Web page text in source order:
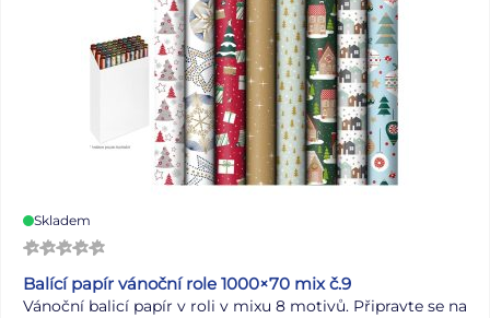
Skladem
Balící papír vánoční role 1000×70 mix č.9
Vánoční balicí papír v roli v mixu 8 motivů. Připravte se na